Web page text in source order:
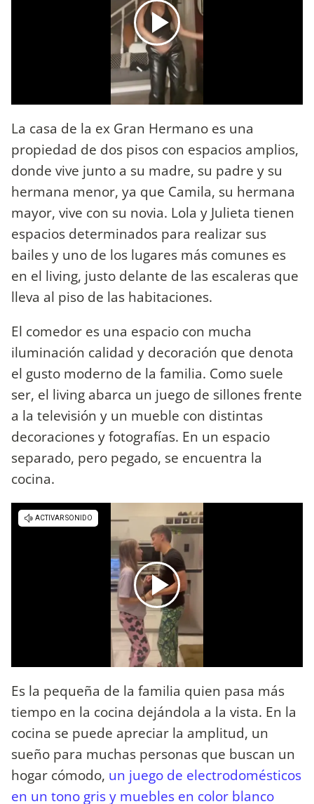
La casa de la ex Gran Hermano es una
propiedad de dos pisos con espacios amplios,
donde vive junto a su madre, su padre y su
hermana menor, ya que Camila, su hermana
mayor, vive con su novia. Lola y Julieta tienen
espacios determinados para realizar sus
bailes y uno de los lugares más comunes es
en el living, justo delante de las escaleras que
lleva al piso de las habitaciones.
El comedor es una espacio con mucha
iluminación calidad y decoración que denota
el gusto moderno de la familia. Como suele
ser, el living abarca un juego de sillones frente
a la televisión y un mueble con distintas
decoraciones y fotografías. En un espacio
separado, pero pegado, se encuentra la
cocina.
Es la pequeña de la familia quien pasa más
tiempo en la cocina dejándola a la vista. En la
cocina se puede apreciar la amplitud, un
sueño para muchas personas que buscan un
hogar cómodo, un juego de electrodomésticos
en un tono gris y muebles en color blanco